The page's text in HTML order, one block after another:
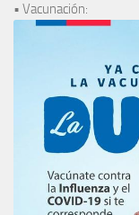
• Vacunación: